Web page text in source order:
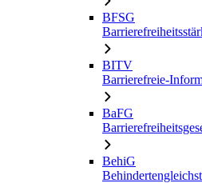
BFSG
BITV
Barrierefreie-
BaFG
BehiG